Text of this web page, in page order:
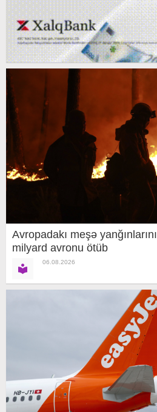
Avropadakı meşə
milyard avronu ötüb
06.08.2026